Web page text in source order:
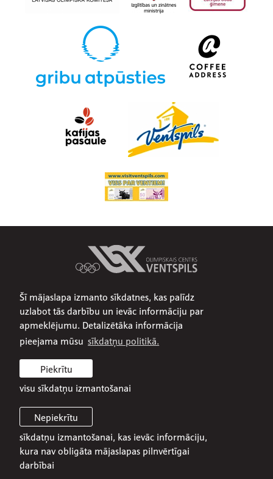
Šī mājaslapa izmanto sīkdatnes, kas palīdz
uzlabot tās darbību un ievāc informāciju par
apmeklējumu. Detalizētāka informācija
pieejama mūsu sīkdatņu politikā.
Nepiekrītu
sīkdatņu izmantošanai, kas ievāc informāciju,
kura nav obligāta mājaslapas pilnvērtīgai
darbībai
Piekrītu
visu sīkdatņu izmantošanai
Par mums
Publiskojamā informācija
Iepirkumi
© 2026 SIA Olimpiskais centrs Ventspils